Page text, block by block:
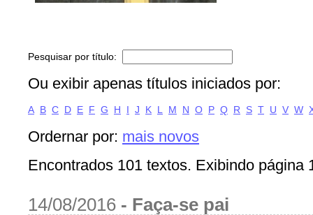
Pesquisar por título:
Ou exibir apenas títulos iniciados por:
A B C D E F G H I J K L M N O P Q R S T U V W
Ordernar por: mais novos
Encontrados 101 textos. Exibindo página
14/08/2016 - Faça-se pai